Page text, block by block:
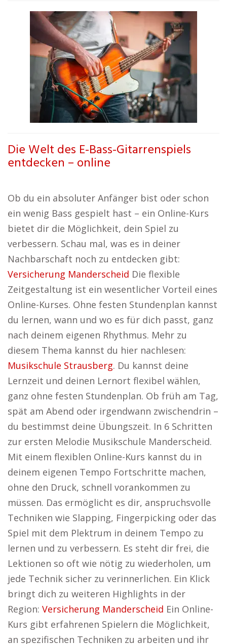
Die Welt des E-Bass-Gitarrenspiels
entdecken – online
Ob du ein absoluter Anfänger bist oder schon
ein wenig Bass gespielt hast – ein Online-Kurs
bietet dir die Möglichkeit, dein Spiel zu
verbessern. Schau mal, was es in deiner
Nachbarschaft noch zu entdecken gibt:
Versicherung Manderscheid Die flexible
Zeitgestaltung ist ein wesentlicher Vorteil eines
Online-Kurses. Ohne festen Stundenplan kannst
du lernen, wann und wo es für dich passt, ganz
nach deinem eigenen Rhythmus. Mehr zu
diesem Thema kannst du hier nachlesen:
Musikschule Strausberg. Du kannst deine
Lernzeit und deinen Lernort flexibel wählen,
ganz ohne festen Stundenplan. Ob früh am Tag,
spät am Abend oder irgendwann zwischendrin –
du bestimmst deine Übungszeit. In 6 Schritten
zur ersten Melodie Musikschule Manderscheid.
Mit einem flexiblen Online-Kurs kannst du in
deinem eigenen Tempo Fortschritte machen,
ohne den Druck, schnell vorankommen zu
müssen. Das ermöglicht es dir, anspruchsvolle
Techniken wie Slapping, Fingerpicking oder das
Spiel mit dem Plektrum in deinem Tempo zu
lernen und zu verbessern. Es steht dir frei, die
Lektionen so oft wie nötig zu wiederholen, um
jede Technik sicher zu verinnerlichen. Ein Klick
bringt dich zu weiteren Highlights in der
Region: Versicherung Manderscheid Ein Online-
Kurs gibt erfahrenen Spielern die Möglichkeit,
an spezifischen Techniken zu arbeiten und ihr